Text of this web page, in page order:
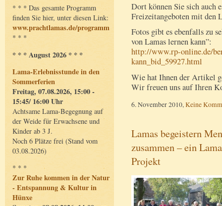
* * * Das gesamte Programm
finden Sie hier, unter diesen Link:
www.prachtlamas.de/programm
* * *
* * * August 2026 * * *
Lama-Erlebnisstunde in den
Sommerferien
Freitag, 07.08.2026, 15:00 -
15:45/ 16:00 Uhr
Achtsame Lama-Begegnung auf
der Weide für Erwachsene und
Kinder ab 3 J.
Noch 6 Plätze frei (Stand vom
03.08.2026)
* * *
Zur Ruhe kommen in der Natur
- Entspannung & Kultur in
Hünxe
Dort können Sie sich auch
Freizeitangeboten mit den
Fotos gibt es ebenfalls zu
von Lamas lernen kann”:
http://www.rp-online.de/
kann_bid_59927.html
Wie hat Ihnen der Artikel
Wir freuen uns auf Ihren
6. November 2010,Keine
Lamas begeistern
zusammen – ein
Projekt